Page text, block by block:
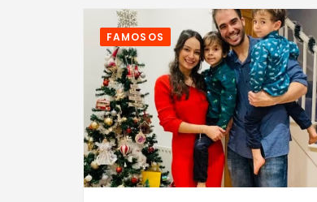
FAMOSOS